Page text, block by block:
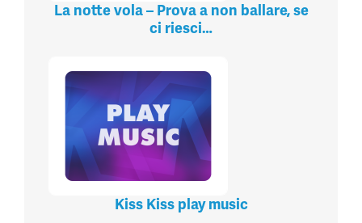
La notte vola – Prova a non ballare, se
ci riesci…
Kiss Kiss play music